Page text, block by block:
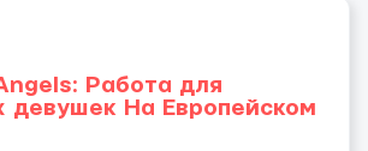
Работа для
девушек На Европейском